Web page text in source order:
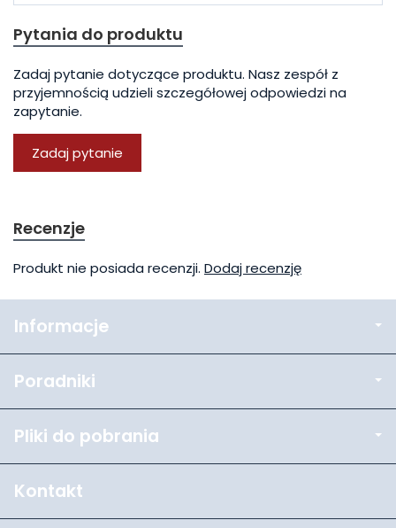
Pytania do produktu
Zadaj pytanie dotyczące produktu. Nasz zespół z
przyjemnością udzieli szczegółowej odpowiedzi na
zapytanie.
Zadaj pytanie
Recenzje
Produkt nie posiada recenzji. Dodaj recenzję
Informacje
Poradniki
Pliki do pobrania
Kontakt